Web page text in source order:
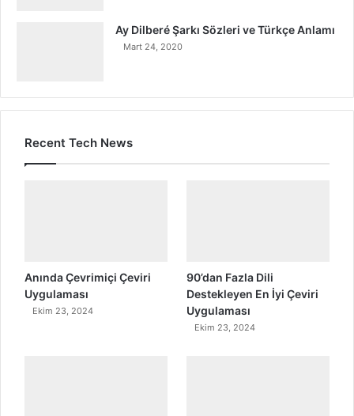
Ay Dilberé Şarkı Sözleri ve Türkçe Anlamı
Mart 24, 2020
Recent Tech News
Anında Çevrimiçi Çeviri
Uygulaması
Ekim 23, 2024
90’dan Fazla Dili
Destekleyen En İyi Çeviri
Uygulaması
Ekim 23, 2024